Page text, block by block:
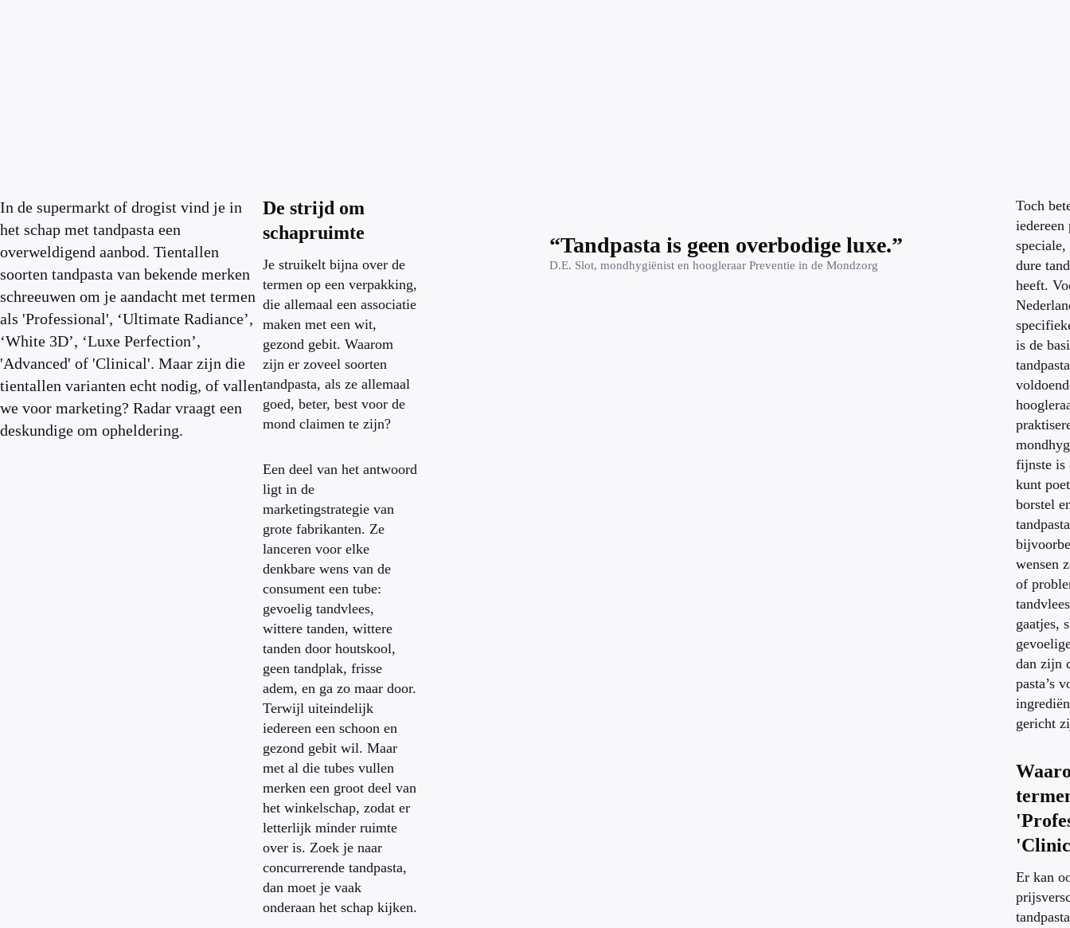
In de supermarkt of drogist vind je in
het schap met tandpasta een
overweldigend aanbod. Tientallen
soorten tandpasta van bekende merken
schreeuwen om je aandacht met termen
als 'Professional', ‘Ultimate Radiance’,
‘White 3D’, ‘Luxe Perfection’,
'Advanced' of 'Clinical'. Maar zijn die
tientallen varianten echt nodig, of vallen
we voor marketing? Radar vraagt een
deskundige om opheldering.
De strijd om
schapruimte
Je struikelt bijna over de
termen op een verpakking,
die allemaal een associatie
maken met een wit,
gezond gebit. Waarom
zijn er zoveel soorten
tandpasta, als ze allemaal
goed, beter, best voor de
mond claimen te zijn?
Een deel van het antwoord
ligt in de
marketingstrategie van
grote fabrikanten. Ze
lanceren voor elke
denkbare wens van de
consument een tube:
gevoelig tandvlees,
wittere tanden, wittere
tanden door houtskool,
geen tandplak, frisse
adem, en ga zo maar door.
Terwijl uiteindelijk
iedereen een schoon en
gezond gebit wil. Maar
met al die tubes vullen
merken een groot deel van
het winkelschap, zodat er
letterlijk minder ruimte
over is. Zoek je naar
concurrerende tandpasta,
dan moet je vaak
onderaan het schap kijken.
“Tandpasta is geen overbodige luxe.”
D.E. Slot, mondhygiënist en hoogleraar Preventie in de Mondzorg
Toch
iedereen
speciale,
dure
heeft.
is de
fijnste is
kunt
borstel
wensen
of
gaatjes,
dan zijn
pasta’s
gericht
Er kan